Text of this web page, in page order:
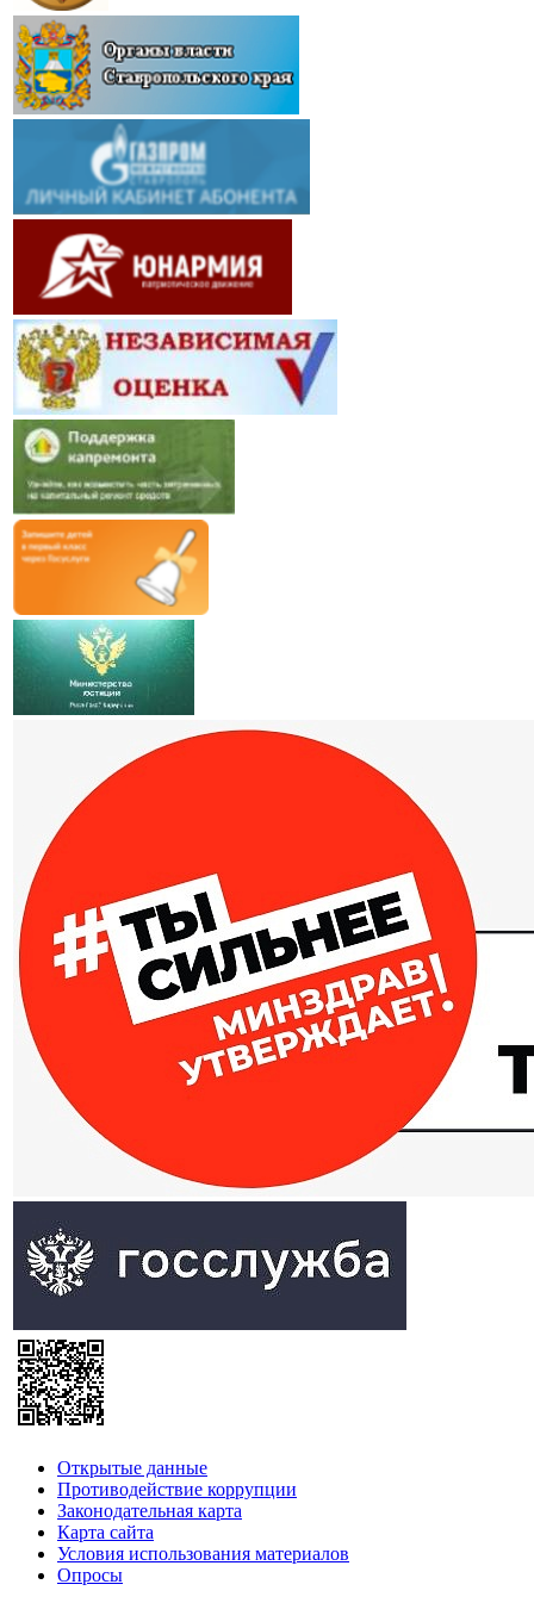
Открытые данные
Противодействие коррупции
Законодательная карта
Карта сайта
Условия использования материалов
Опросы